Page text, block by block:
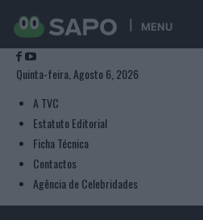
MENU
Quinta-feira, Agosto 6, 2026
A TVC
Estatuto Editorial
Ficha Técnica
Contactos
Agência de Celebridades